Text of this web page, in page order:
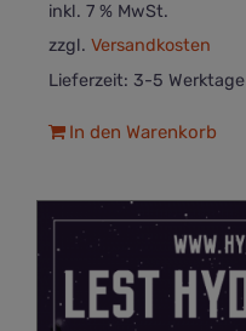
inkl. 7 % MwSt.
zzgl. Versandkosten
Lieferzeit: 3-5 Werktage
In den Warenkorb